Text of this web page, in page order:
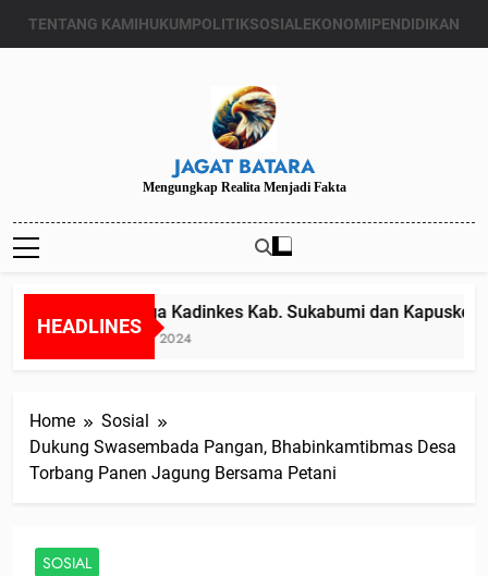
TENTANG KAMIHUKUMPOLITIKSOSIALEKONOMIPENDIDIKAN
JAGAT BATARA
Mengungkap Realita Menjadi Fakta
HEADLINES
Diduga Kadinkes Kab. Sukabumi dan
Juli 24, 2024
Home
Sosial
Dukung Swasembada Pangan, Bhabinkamtibmas Desa
Torbang Panen Jagung Bersama Petani
SOSIAL